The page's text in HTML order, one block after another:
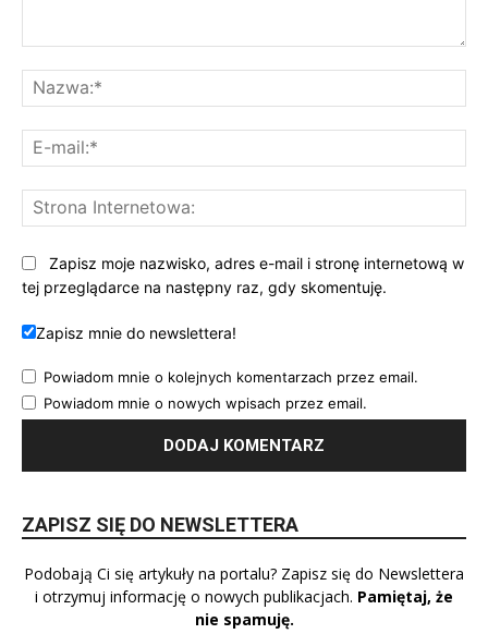
Zapisz moje nazwisko, adres e-mail i stronę internetową w
tej przeglądarce na następny raz, gdy skomentuję.
Zapisz mnie do newslettera!
Powiadom mnie o kolejnych komentarzach przez email.
Powiadom mnie o nowych wpisach przez email.
ZAPISZ SIĘ DO NEWSLETTERA
Podobają Ci się artykuły na portalu? Zapisz się do Newslettera
i otrzymuj informację o nowych publikacjach. Pamiętaj, że
nie spamuję.